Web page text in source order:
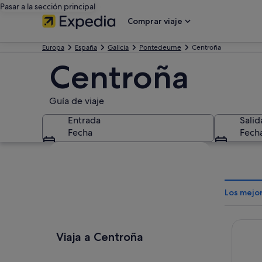
Pasar a la sección principal
Comprar viaje
Europa España Galicia Pontedeume Centroña
Centroña
Guía de viaje
Entrada
Fecha
Viaja a Centroña
Los